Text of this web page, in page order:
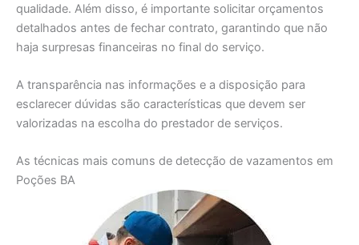
qualidade. Além disso, é importante solicitar orçamentos
detalhados antes de fechar contrato, garantindo que não
haja surpresas financeiras no final do serviço.
A transparência nas informações e a disposição para
esclarecer dúvidas são características que devem ser
valorizadas na escolha do prestador de serviços.
As técnicas mais comuns de detecção de vazamentos em
Poções BA